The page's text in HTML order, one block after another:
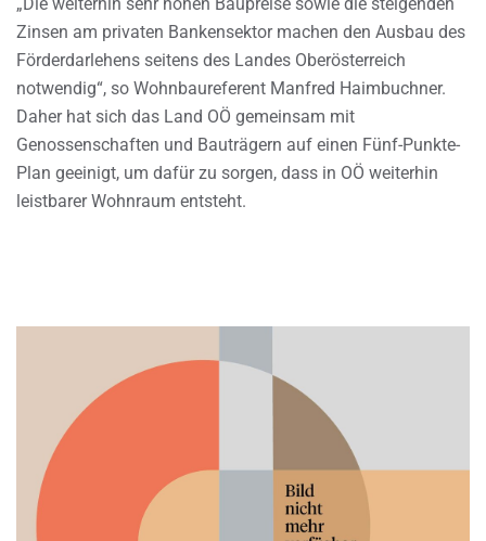
„Die weiterhin sehr hohen Baupreise sowie die steigenden
Zinsen am privaten Bankensektor machen den Ausbau des
Förderdarlehens seitens des Landes Oberösterreich
notwendig“, so Wohnbaureferent Manfred Haimbuchner.
Daher hat sich das Land OÖ gemeinsam mit
Genossenschaften und Bauträgern auf einen Fünf-Punkte-
Plan geeinigt, um dafür zu sorgen, dass in OÖ weiterhin
leistbarer Wohnraum entsteht.